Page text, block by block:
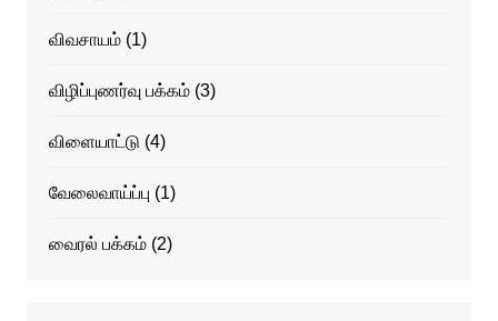
விவசாயம்(1)
விழிப்புணர்வு பக்கம்(3)
விளையாட்டு (4)
வேலைவாய்ப்பு (1)
வைரல் பக்கம்(2)